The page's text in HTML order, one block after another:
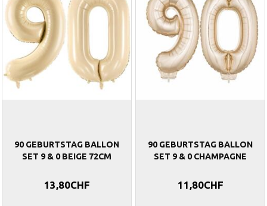
90 GEBURTSTAG BALLON
SET 9 & 0 BEIGE 72CM
13,80CHF
90 GEBURTSTAG BALLON
SET 9 & 0 CHAMPAGNE
11,80CHF